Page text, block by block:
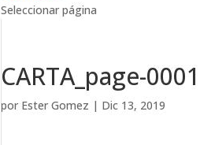
Seleccionar página
CARTA_page-0001
por Ester Gomez | Dic 13, 2019